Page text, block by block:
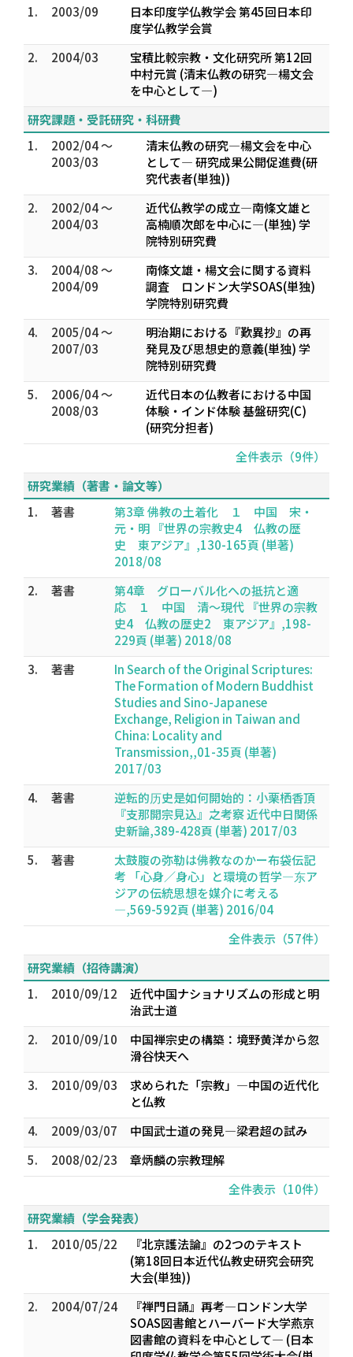
1.
2003/09
日本印度学仏教学会 第45回日本印
度学仏教学会賞
2.
2004/03
宝積比較宗教・文化研究所 第12回
中村元賞 (清末仏教の研究―楊文会
を中心として―)
研究課題・受託研究・科研費
1.
2002/04 ～
2003/03
清末仏教の研究―楊文会を中心
として― 研究成果公開促進費(研
究代表者(単独))
2.
2002/04 ～
2004/03
近代仏教学の成立―南條文雄と
高楠順次郎を中心に―(単独) 学
院特別研究費
3.
2004/08 ～
2004/09
南條文雄・楊文会に関する資料
調査 ロンドン大学SOAS(単独)
学院特別研究費
4.
2005/04 ～
2007/03
明治期における『歎異抄』の再
発見及び思想史的意義(単独) 学
院特別研究費
5.
2006/04 ～
2008/03
近代日本の仏教者における中国
体験・インド体験 基盤研究(C)
(研究分担者)
全件表示（9件）
研究業績（著書・論文等）
1.
著書
第3章 佛教の土着化 １ 中国 宋・
元・明 『世界の宗教史4 仏教の歴
史 東アジア』,130-165頁 (単著)
2018/08
2.
著書
第4章 グローバル化への抵抗と適
応 １ 中国 清～現代 『世界の宗教
史4 仏教の歴史2 東アジア』,198-
229頁 (単著) 2018/08
3.
著書
In Search of the Original Scriptures:
The Formation of Modern Buddhist
Studies and Sino-Japanese
Exchange, Religion in Taiwan and
China: Locality and
Transmission,,01-35頁 (単著)
2017/03
4.
著書
逆転的历史是如何開始的：小栗栖香頂
『支那開宗見込』之考察 近代中日関係
史新論,389-428頁 (単著) 2017/03
5.
著書
太鼓腹の弥勒は佛教なのかー布袋伝記
考 「心身／身心」と環境の哲学―东ア
ジアの伝統思想を媒介に考える
―,569-592頁 (単著) 2016/04
全件表示（57件）
研究業績（招待講演）
1.
2010/09/12
近代中国ナショナリズムの形成と明
治武士道
2.
2010/09/10
中国禅宗史の構築：境野黄洋から忽
滑谷快天へ
3.
2010/09/03
求められた「宗教」―中国の近代化
と仏教
4.
2009/03/07
中国武士道の発見―梁君超の試み
5.
2008/02/23
章炳麟の宗教理解
全件表示（10件）
研究業績（学会発表）
1.
2010/05/22
『北京護法論』の2つのテキスト
(第18回日本近代仏教史研究会研究
大会(単独))
2.
2004/07/24
『禅門日誦』再考―ロンドン大学
SOAS図書館とハーバード大学燕京
図書館の資料を中心として― (日本